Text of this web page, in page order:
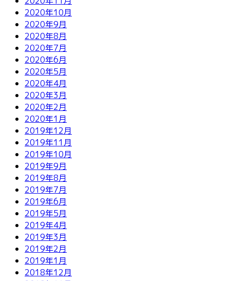
2020年10月
2020年9月
2020年8月
2020年7月
2020年6月
2020年5月
2020年4月
2020年3月
2020年2月
2020年1月
2019年12月
2019年11月
2019年10月
2019年9月
2019年8月
2019年7月
2019年6月
2019年5月
2019年4月
2019年3月
2019年2月
2019年1月
2018年12月